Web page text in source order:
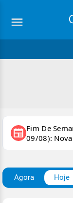
newspaper Fim De
09/08):
para áreas
Agora Hoje